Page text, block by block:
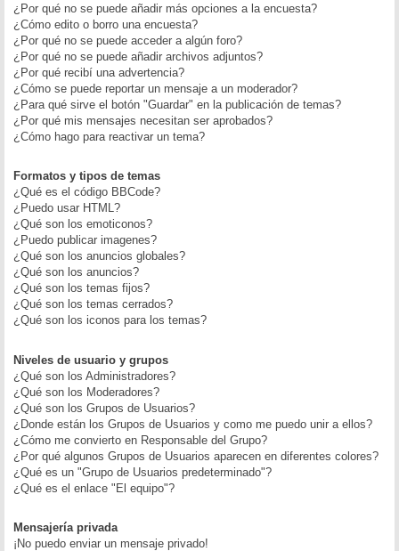
¿Por qué no se puede añadir más opciones a la encuesta?
¿Cómo edito o borro una encuesta?
¿Por qué no se puede acceder a algún foro?
¿Por qué no se puede añadir archivos adjuntos?
¿Por qué recibí una advertencia?
¿Cómo se puede reportar un mensaje a un moderador?
¿Para qué sirve el botón "Guardar" en la publicación de temas?
¿Por qué mis mensajes necesitan ser aprobados?
¿Cómo hago para reactivar un tema?
Formatos y tipos de temas
¿Qué es el código BBCode?
¿Puedo usar HTML?
¿Qué son los emoticonos?
¿Puedo publicar imagenes?
¿Qué son los anuncios globales?
¿Qué son los anuncios?
¿Qué son los temas fijos?
¿Qué son los temas cerrados?
¿Qué son los iconos para los temas?
Niveles de usuario y grupos
¿Qué son los Administradores?
¿Qué son los Moderadores?
¿Qué son los Grupos de Usuarios?
¿Donde están los Grupos de Usuarios y como me puedo unir a ellos?
¿Cómo me convierto en Responsable del Grupo?
¿Por qué algunos Grupos de Usuarios aparecen en diferentes colores?
¿Qué es un "Grupo de Usuarios predeterminado"?
¿Qué es el enlace "El equipo"?
Mensajería privada
¡No puedo enviar un mensaje privado!